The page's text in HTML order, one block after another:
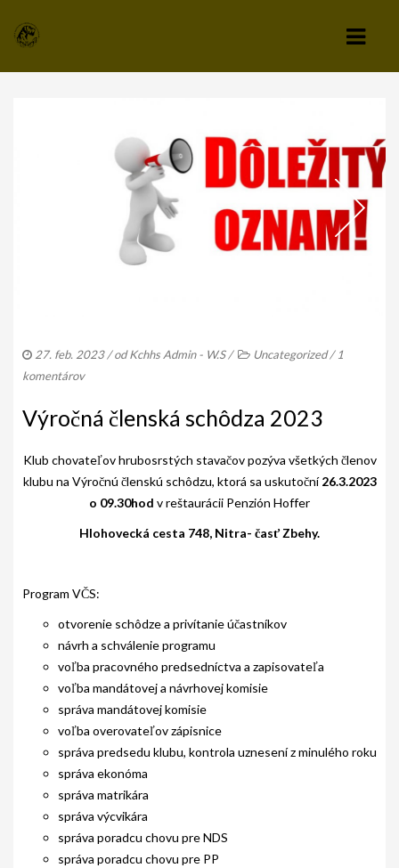
VÝBOR KLUBU
STANOVY KLUBU
CHOVATEĽSKÝ A ZÁPISNÝ PORIADOK
SPRAVODAJCA
ZÁPISNICE Z ČLENSKEJ SCHÔDZE
AKO BYT ČLENOM KCHHS
DEUTSCH DRAHTHAAR
CHOVNÉ PSY
CHOVNÉ SUKY
CHOVATEĽSKÉ STANICE
OČAKÁVANÉ VRHY NDS V ROKU 2026
PUDELPOINTER
ŠTANDARD
PODMIENKY CHOVNOSTI
CHOVNÉ PSY
27. feb. 2023/ odKchhs Admin - W.S/ Uncategorized/1
komentárov
Výročná členská schôdza 2023
Klub chovateľov hrubosrstých stavačov pozýva všetkých členov
klubu na Výročnú členskú schôdzu, ktorá sa uskutoční26.3.2023
o 09.30hod v reštaurácii Penzión Hoffer
Hlohovecká cesta 748, Nitra- časť Zbehy.
Program VČS:
otvorenie schôdze a privítanie účastníkov
návrh a schválenie programu
voľba pracovného predsedníctva a zapisovateľa
voľba mandátovej a návrhovej komisie
správa mandátovej komisie
voľba overovateľov zápisnice
správa predsedu klubu, kontrola uznesení z minulého roku
správa ekonóma
správa matrikára
správa výcvikára
správa poradcu chovu pre NDS
správa poradcu chovu pre PP